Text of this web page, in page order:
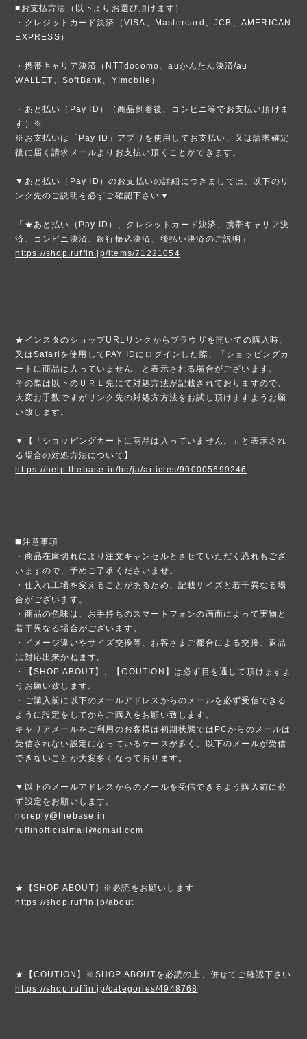
■お支払方法（以下よりお選び頂けます）
・クレジットカード決済（VISA、Mastercard、JCB、AMERICAN
EXPRESS）
・携帯キャリア決済（NTTdocomo、auかんたん決済/au
WALLET、SoftBank、Y!mobile）
・あと払い（Pay ID）（商品到着後、コンビニ等でお支払い頂けま
す）※
※お支払いは「Pay ID」アプリを使用してお支払い、又は請求確定
後に届く請求メールよりお支払い頂くことができます。
▼あと払い（Pay ID）のお支払いの詳細につきましては、以下のリ
ンク先のご説明を必ずご確認下さい▼
「★あと払い（Pay ID）、クレジットカード決済、携帯キャリア決
済、コンビニ決済、銀行振込決済、後払い決済のご説明」
https://shop.ruffin.jp/items/71221054
★インスタのショップURLリンクからブラウザを開いての購入時、
又はSafariを使用してPAY IDにログインした際、「ショッピングカ
ートに商品は入っていません」と表示される場合がございます。
その際は以下のＵＲＬ先にて対処方法が記載されておりますので、
大変お手数ですがリンク先の対処方方法をお試し頂けますようお願
い致します。
▼【「ショッピングカートに商品は入っていません。」と表示され
る場合の対処方法について】
https://help.thebase.in/hc/ja/articles/900005699246
◼️注意事項
・商品在庫切れにより注文キャンセルとさせていただく恐れもござ
いますので、予めご了承くださいませ。
・仕入れ工場を変えることがあるため、記載サイズと若干異なる場
合がございます。
・商品の色味は、お手持ちのスマートフォンの画面によって実物と
若干異なる場合がございます。
・イメージ違いやサイズ交換等、お客さまご都合による交換、返品
は対応出来かねます。
・【SHOP ABOUT】、【COUTION】は必ず目を通して頂けますよ
うお願い致します。
・ご購入前に以下のメールアドレスからのメールを必ず受信できる
ように設定をしてからご購入をお願い致します。
キャリアメールをご利用のお客様は初期状態ではPCからのメールは
受信されない設定になっているケースが多く、以下のメールが受信
できないことが大変多くなっております。
▼以下のメールアドレスからのメールを受信できるよう購入前に必
ず設定をお願いします。
noreply@thebase.in
ruffinofficialmail@gmail.com
★【SHOP ABOUT】※必読をお願いします
https://shop.ruffin.jp/about
★【COUTION】※SHOP ABOUTを必読の上、併せてご確認下さい
https://shop.ruffin.jp/categories/4948768